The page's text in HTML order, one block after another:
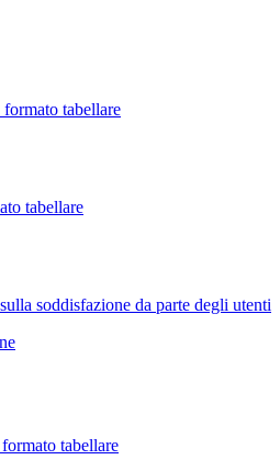
tabellare
tabellare
soddisfazione da parte degli utenti
tabellare